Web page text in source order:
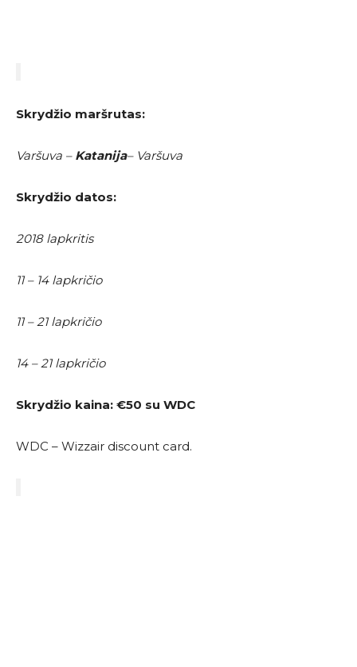
Skrydžio maršrutas:
Varšuva – Katanija– Varšuva
Skrydžio datos:
2018 lapkritis
11 – 14 lapkričio
11 – 21 lapkričio
14 – 21 lapkričio
Skrydžio kaina: €50 su WDC
WDC – Wizzair discount card.